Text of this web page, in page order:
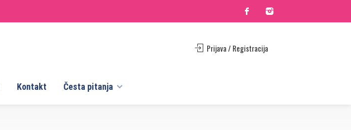
Kontakt Česta pitanja
Prijava / Registracija